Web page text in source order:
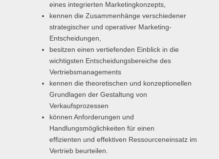
eines integrierten Marketingkonzepts,
kennen die Zusammenhänge verschiedener
strategischer und operativer Marketing-
Entscheidungen,
besitzen einen vertiefenden Einblick in die
wichtigsten Entscheidungsbereiche des
Vertriebsmanagements
kennen die theoretischen und konzeptionellen
Grundlagen der Gestaltung von
Verkaufsprozessen
können Anforderungen und
Handlungsmöglichkeiten für einen
effizienten und effektiven Ressourceneinsatz im
Vertrieb beurteilen.